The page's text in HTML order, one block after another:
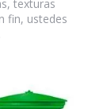
texturas
fin, ustedes